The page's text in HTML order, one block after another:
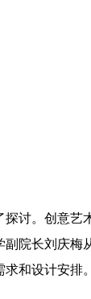
讨。创意艺
院长刘庆梅
和设计安排。